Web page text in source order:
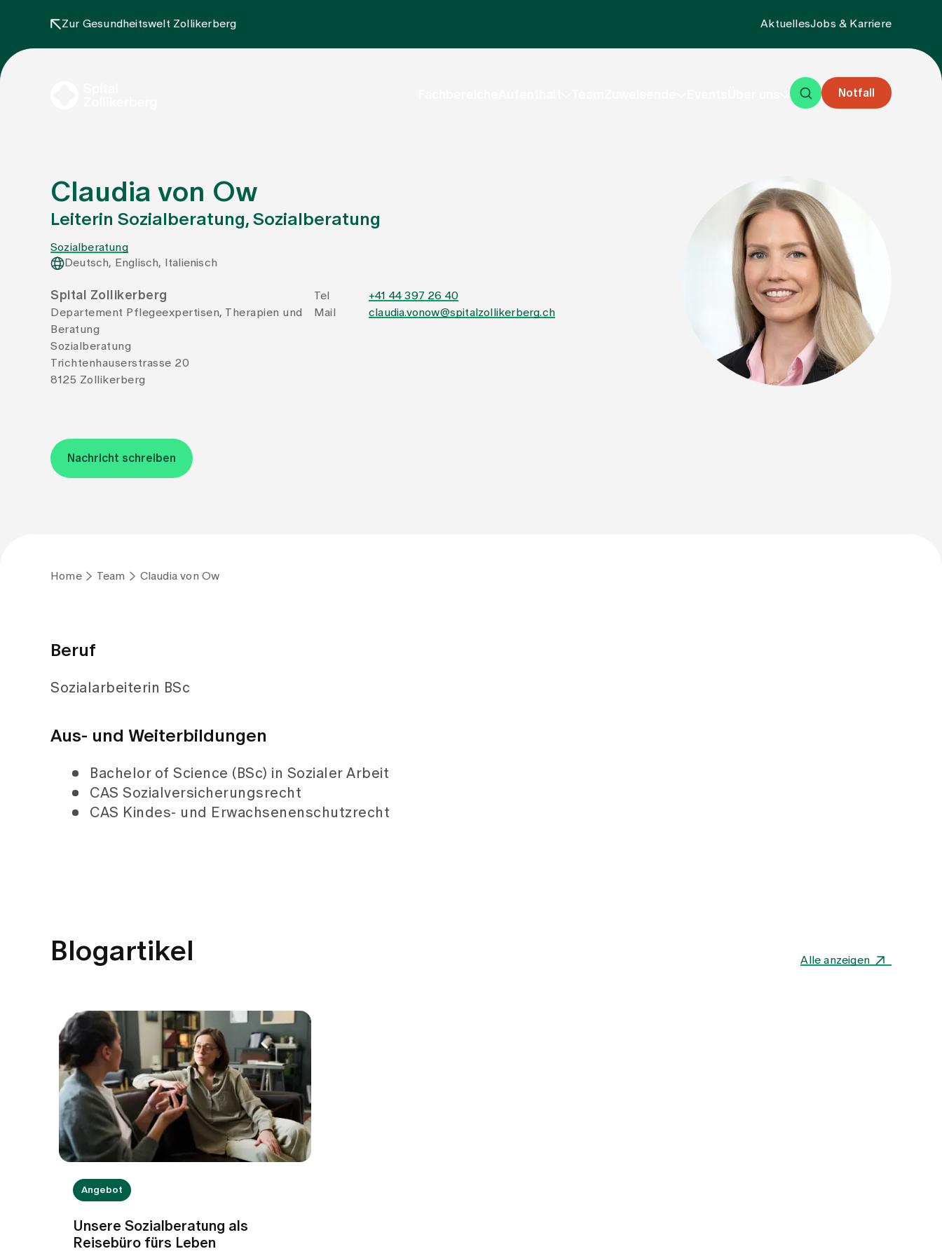
Zur Gesundheitswelt Zollikerberg AktuellesJobs & Karriere
Notfall
Claudia von Ow
Leiterin Sozialberatung, Sozialberatung
Sozialberatung
Deutsch, Englisch, Italienisch
Spital Zollikerberg
Departement Pflegeexpertisen, Therapien und
Beratung
Sozialberatung
Trichtenhauserstrasse 20
8125 Zollikerberg
Tel
+41 44 397 26 40
Mail
claudia.vonow@spitalzollikerberg.ch
Nachricht schreiben
Home Team Claudia von Ow
Beruf
Sozialarbeiterin BSc
Aus- und Weiterbildungen
Bachelor of Science (BSc) in Sozialer Arbeit
CAS Sozialversicherungsrecht
CAS Kindes- und Erwachsenenschutzrecht
Blogartikel Alle anzeigen
Angebot
Unsere Sozialberatung als
Reisebüro fürs Leben